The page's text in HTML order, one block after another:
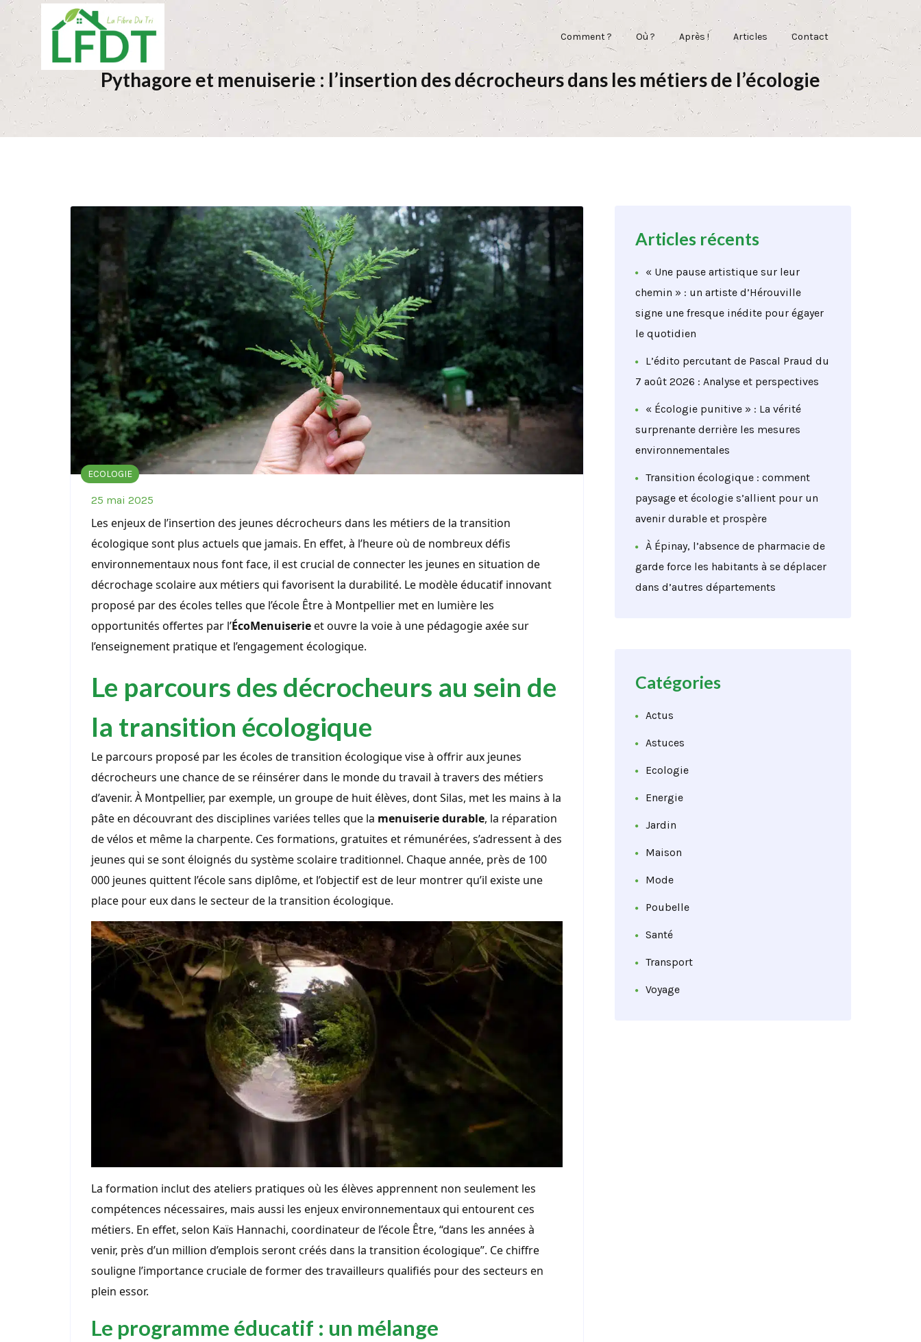
Comment ? Où ? Après ! Articles Contact
Pythagore et menuiserie : l’insertion des décrocheurs dans les métiers de l’écologie
ECOLOGIE
25 mai 2025
Les enjeux de l’insertion des jeunes décrocheurs dans les métiers de la transition
écologique sont plus actuels que jamais. En effet, à l’heure où de nombreux défis
environnementaux nous font face, il est crucial de connecter les jeunes en situation de
décrochage scolaire aux métiers qui favorisent la durabilité. Le modèle éducatif innovant
proposé par des écoles telles que l’école Être à Montpellier met en lumière les
opportunités offertes par l’ÉcoMenuiserieet ouvre la voie à une pédagogie axée sur
l’enseignement pratique et l’engagement écologique.
Le parcours des décrocheurs au sein de
la transition écologique
Le parcours proposé par les écoles de transition écologique vise à offrir aux jeunes
décrocheurs une chance de se réinsérer dans le monde du travail à travers des métiers
d’avenir. À Montpellier, par exemple, un groupe de huit élèves, dont Silas, met les mains à la
pâte en découvrant des disciplines variées telles que la menuiserie durable, la réparation
de vélos et même la charpente. Ces formations, gratuites et rémunérées, s’adressent à des
jeunes qui se sont éloignés du système scolaire traditionnel. Chaque année, près de 100
000 jeunes quittent l’école sans diplôme, et l’objectif est de leur montrer qu’il existe une
place pour eux dans le secteur de la transition écologique.
La formation inclut des ateliers pratiques où les élèves apprennent non seulement les
compétences nécessaires, mais aussi les enjeux environnementaux qui entourent ces
métiers. En effet, selon Kaïs Hannachi, coordinateur de l’école Être, “dans les années à
venir, près d’un million d’emplois seront créés dans la transition écologique”. Ce chiffre
souligne l’importance cruciale de former des travailleurs qualifiés pour des secteurs en
plein essor.
Le programme éducatif : un mélange
Articles récents
« Une pause artistique sur leur
chemin » : un artiste d’Hérouville
signe une fresque inédite pour égayer
le quotidien
L’édito percutant de Pascal Praud du
7 août 2026 : Analyse et perspectives
« Écologie punitive » : La vérité
surprenante derrière les mesures
environnementales
Transition écologique : comment
paysage et écologie s’allient pour un
avenir durable et prospère
À Épinay, l’absence de pharmacie de
garde force les habitants à se déplacer
dans d’autres départements
Catégories
Actus
Astuces
Ecologie
Energie
Jardin
Maison
Mode
Poubelle
Santé
Transport
Voyage